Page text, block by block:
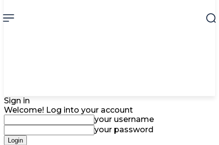
Sign in
Welcome! Log into your account
your username
your password